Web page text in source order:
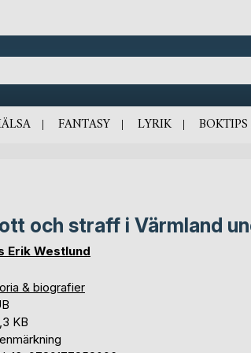
FANTASY LYRIK
och straff i Värmland
Erik Westlund
& biografier
KB